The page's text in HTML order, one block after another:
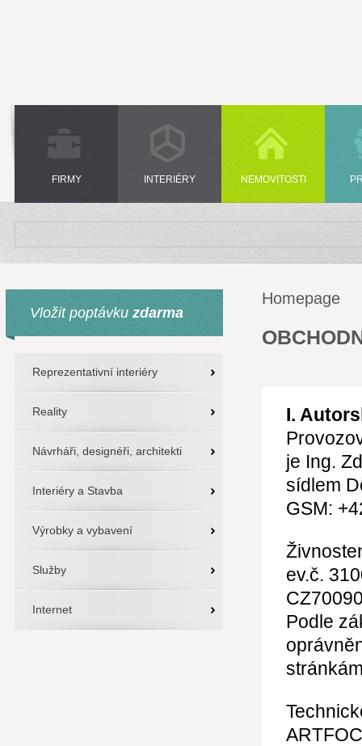
FIRMY INTERIÉRY NEMOVITOSTI
Vložit poptávku zdarma
Reprezentativní interiéry
Reality
Návrháři, designéři, architekti
Interiéry a Stavba
Výrobky a vybavení
Služby
Internet
Homepage
I.
je Ing.
sídlem
GSM:
ev.č.
Podle